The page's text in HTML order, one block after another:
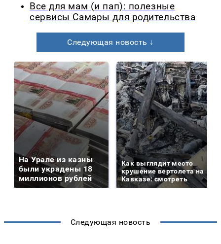
Все для мам (и пап): полезные
сервисы Самары для родительства
Следующая новость ↓
На Урале из казны
были украдены 18
миллионов рублей
Как выглядит место
крушение вертолета на
Кавказе: смотреть
Следующая новость